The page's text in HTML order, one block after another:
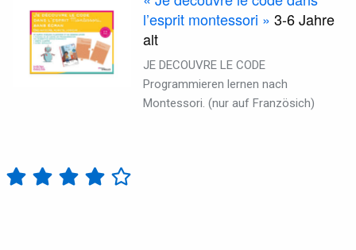
l’esprit montessori » 3-6Jahre
alt
JE DECOUVRE LE CODE
Programmieren lernen nach
Montessori. (nur auf Französich)